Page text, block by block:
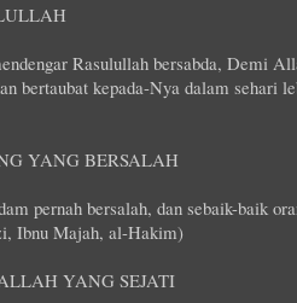
Rasulullah bersabda, Demi
bertaubat kepada-Nya dalam sehari
YANG BERSALAH
pernah bersalah, dan sebaik-baik
Ibnu Majah, al-Hakim)
YANG SEJATI